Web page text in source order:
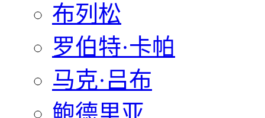
布列松
罗伯特·卡帕
马克·吕布
鲍德里亚